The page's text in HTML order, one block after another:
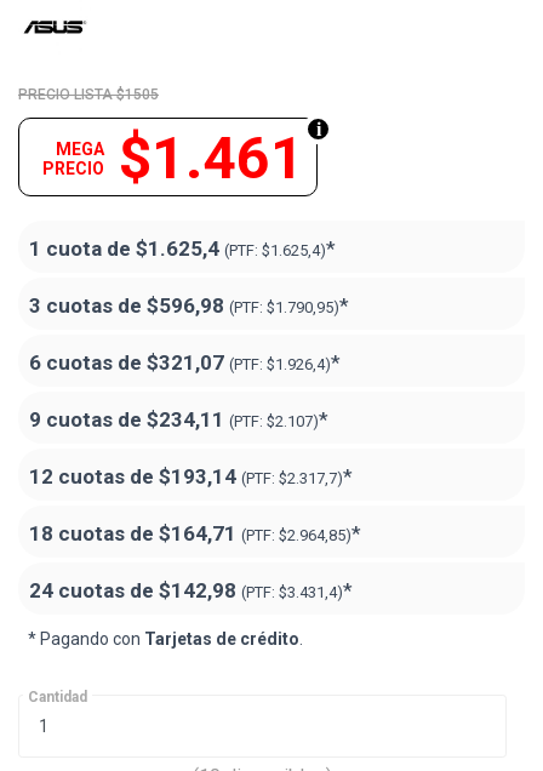
$1505
$1.461
MEGA
PRECIO
1 cuota de $1.625,4 (PTF: $1.625,4)*
3 cuotas de $596,98 (PTF: $1.790,95)*
6 cuotas de $321,07 (PTF: $1.926,4)*
9 cuotas de $234,11 (PTF: $2.107)*
12 cuotas de $193,14 (PTF: $2.317,7)*
18 cuotas de $164,71 (PTF: $2.964,85)*
24 cuotas de $142,98 (PTF: $3.431,4)*
* Pagando con Tarjetas de crédito
Cantidad